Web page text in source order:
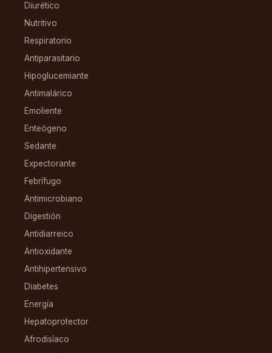
Diurético
Nutritivo
Respiratorio
Antiparasitario
Hipoglucemiante
Antimalárico
Emoliente
Enteógeno
Sedante
Expectorante
Febrífugo
Antimicrobiano
Digestión
Antidiarreico
Antioxidante
Antihipertensivo
Diabetes
Energía
Hepatoprotector
Afrodisíaco